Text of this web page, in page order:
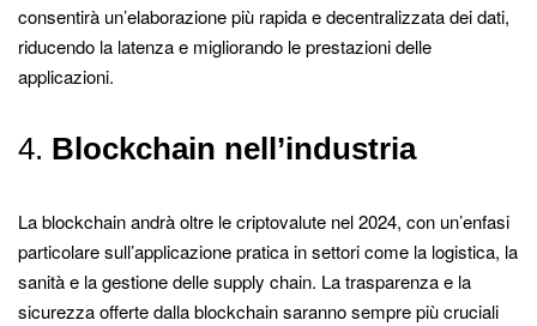
consentirà un’elaborazione più rapida e decentralizzata dei dati,
riducendo la latenza e migliorando le prestazioni delle
applicazioni.
4. Blockchain nell’industria
La blockchain andrà oltre le criptovalute nel 2024, con un’enfasi
particolare sull’applicazione pratica in settori come la logistica, la
sanità e la gestione delle supply chain. La trasparenza e la
sicurezza offerte dalla blockchain saranno sempre più cruciali